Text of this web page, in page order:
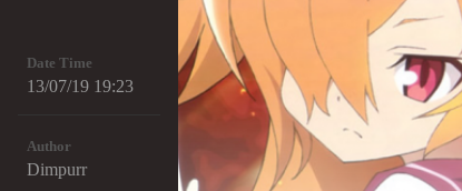
Date Time
13/07/19 19:23
Author
Dimpurr